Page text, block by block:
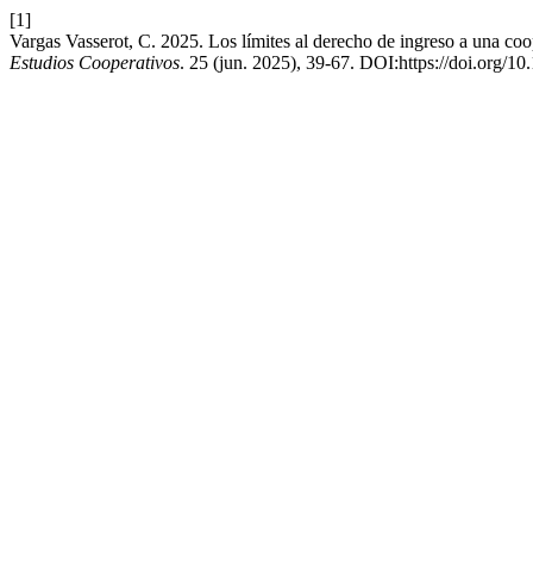
[1]
Vargas Vasserot, C. 2025. Los límites al derecho de ingreso a una
Estudios Cooperativos. 25 (jun. 2025), 39-67. DOI:https://doi.org/